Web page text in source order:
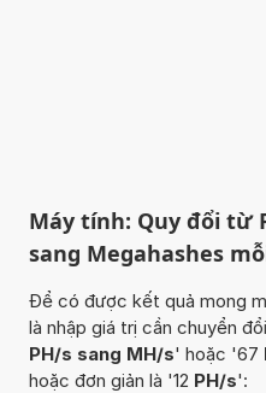
Máy tính: Quy đổi từ
sang Megahashes
Để có được kết quả mong
là nhập giá trị cần chuyển
PH/s sang MH/s' hoặc '67
hoặc đơn giản là '12 PH/s':